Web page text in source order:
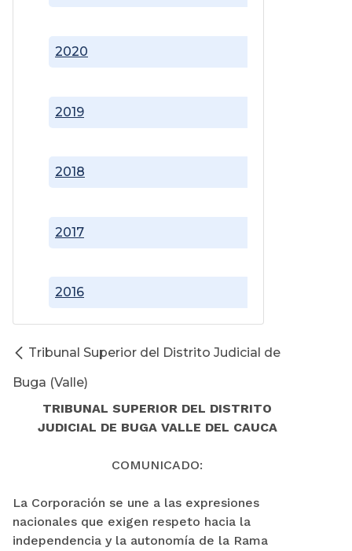
2016
2017
2018
2019
2020
Tribunal Superior del Distrito Judicial de
Buga (Valle)
TRIBUNAL SUPERIOR DEL DISTRITO
JUDICIAL DE BUGA VALLE DEL CAUCA
COMUNICADO:
La Corporación se une a las expresiones
nacionales que exigen respeto hacia la
independencia y la autonomía de la Rama